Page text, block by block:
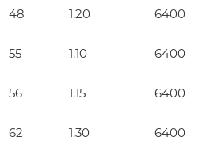
48 1.20 6400
55 1.10 6400
56 1.15 6400
62 1.30 6400